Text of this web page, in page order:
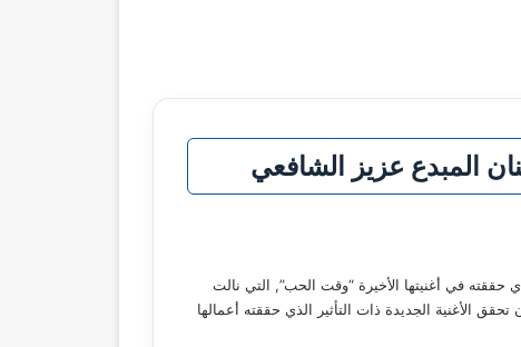
المبدع عزيز الشافعي
حققته في أغنيتها الأخيرة “وقت الحب”, التي نالت
الأغنية الجديدة ذات التأثير الذي حققته أعمالها